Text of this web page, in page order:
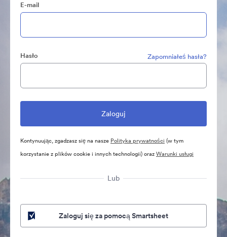
E-mail
Hasło Zapomniałeś hasła?
Kontynuując, zgadzasz się na nasze Polityka prywatności (w tym
korzystanie z plików cookie i innych technologii) orazWarunki usługi
Lub
Zaloguj się za pomocą Smartsheet